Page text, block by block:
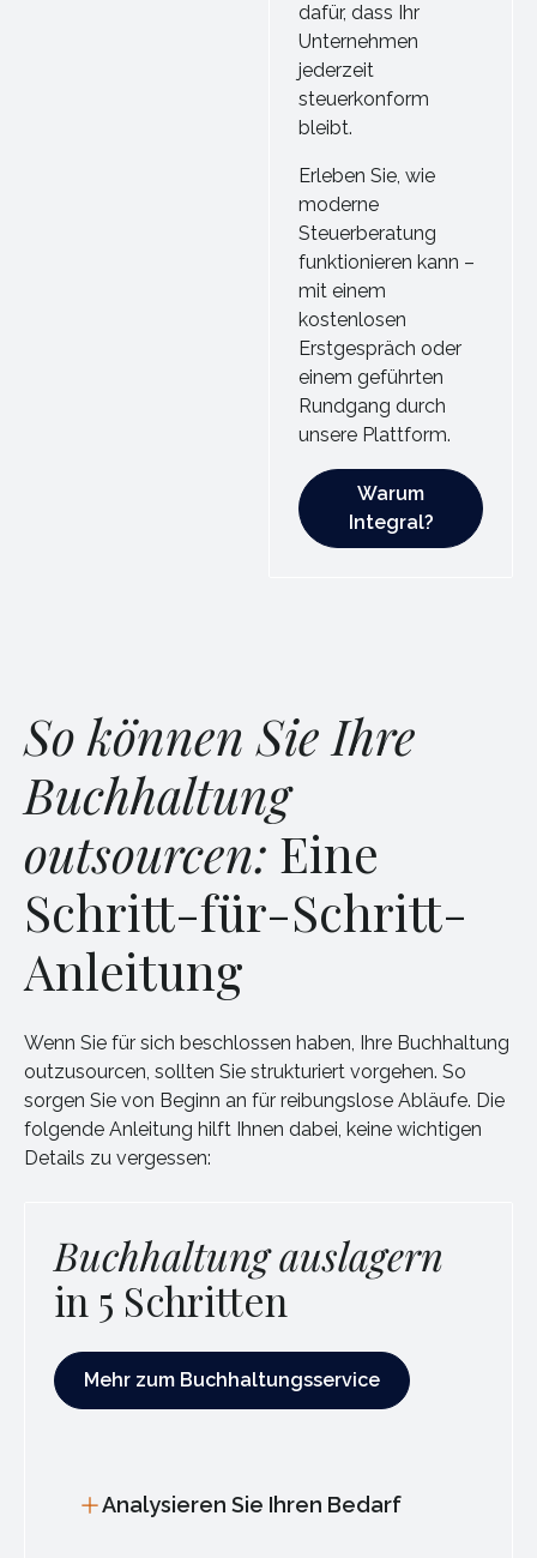
dafür, dass Ihr
Unternehmen
jederzeit
steuerkonform
bleibt.
Erleben Sie, wie
moderne
Steuerberatung
funktionieren kann –
mit einem
kostenlosen
Erstgespräch oder
einem geführten
Rundgang durch
unsere Plattform.
Warum
Integral?
Warum Integral?
So können Sie Ihre
Buchhaltung
outsourcen: Eine
Schritt-für-Schritt-
Anleitung
Wenn Sie für sich beschlossen haben, Ihre Buchhaltung
outzusourcen, sollten Sie strukturiert vorgehen. So
sorgen Sie von Beginn an für reibungslose Abläufe. Die
folgende Anleitung hilft Ihnen dabei, keine wichtigen
Details zu vergessen:
Buchhaltung auslagern
in 5 Schritten
Mehr zum Buchhaltungsservice
Mehr zum Buchhaltungsservice
Analysieren Sie Ihren Bedarf